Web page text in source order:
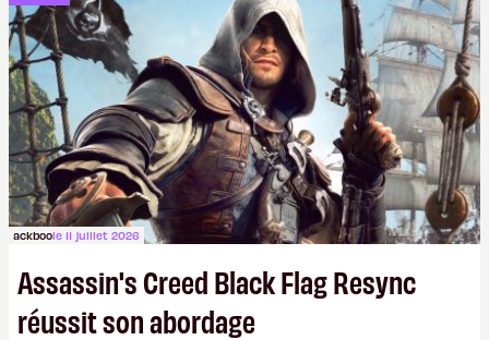
dans la rue. Bon été à tous ! –ER.
ackboole 11 juillet 2026
Assassin's Creed Black Flag Resync
réussit son abordage